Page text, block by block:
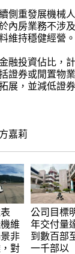
側重發展機械
內房業務不涉
維持穩健經營。
融投資佔比，
證券或閒置物
展，並減低證
嘉莉
維
非
對
公司目標
年交付量
到數百部
一千部以